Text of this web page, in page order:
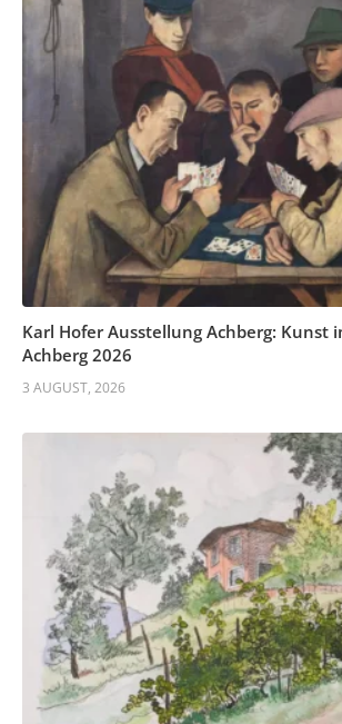
Karl Hofer Ausstellung Achberg: Kunst
Achberg 2026
3 AUGUST, 2026